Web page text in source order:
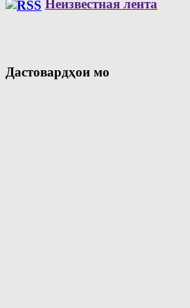
Неизвестная лента
Дастовардҳои мо